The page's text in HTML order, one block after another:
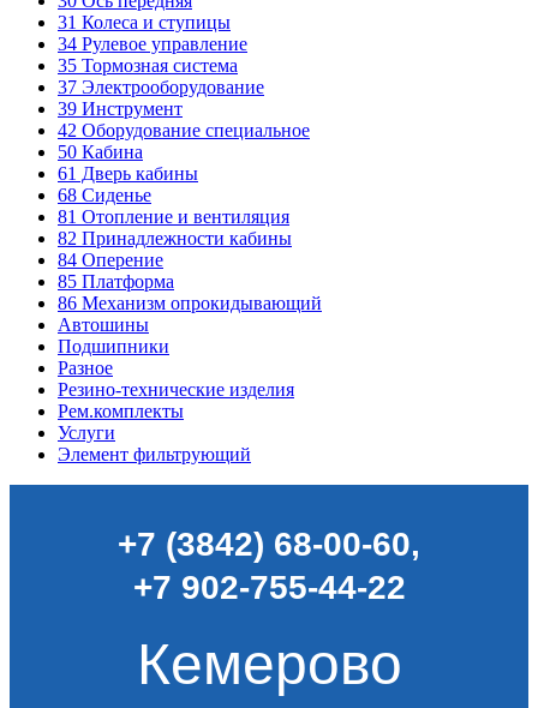
31 Колеса и ступицы
34 Рулевое управление
35 Тормозная система
37 Электрооборудование
39 Инструмент
42 Оборудование специальное
50 Кабина
61 Дверь кабины
68 Сиденье
81 Отопление и вентиляция
82 Принадлежности кабины
84 Оперение
85 Платформа
86 Механизм опрокидывающий
Автошины
Подшипники
Разное
Резино-технические изделия
Рем.комплекты
Услуги
Элемент фильтрующий
+7 (3842) 68-00-60,
+7 902-755-44-22
Кемерово